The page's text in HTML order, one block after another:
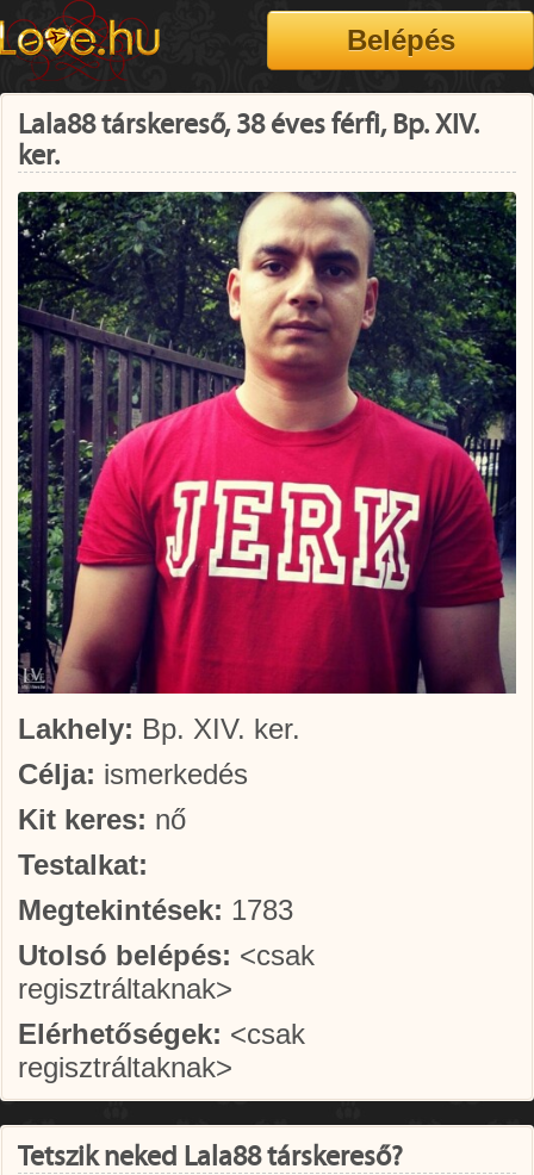
Lala88 társkereső, 38 éves férfi, Bp. XIV.
ker.
Lakhely: Bp. XIV. ker.
Célja: ismerkedés
Kit keres: nő
Testalkat:
Megtekintések: 1783
Utolsó belépés: <csak
regisztráltaknak>
Elérhetőségek: <csak
regisztráltaknak>
Tetszik neked Lala88 társkereső?